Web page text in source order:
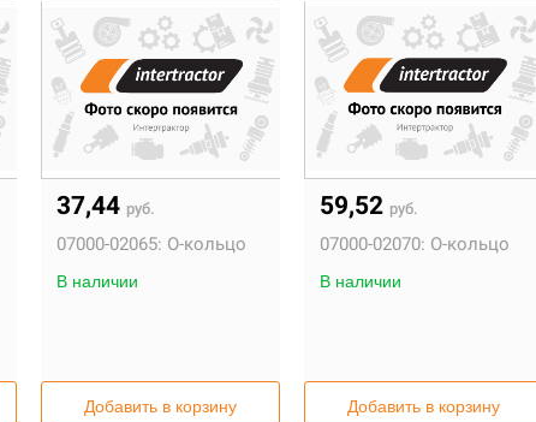
37,44 руб.
07000-02065: О-кольцо
В наличии
Добавить в корзину
59,52 руб.
07000-02070: О-кольцо
В наличии
Добавить в корзину